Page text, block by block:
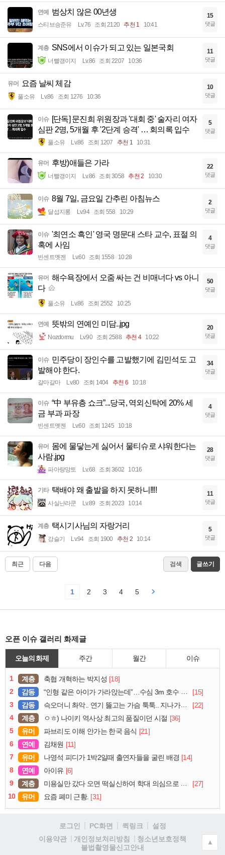
연예 범상치 않은 00년생
스티브승준유 Lv.76 조회 2120 추천 1 10:41
15
댓글
계층 SNS에서 이슈가 되고 있는 일본국회
너빨갱이지 Lv.86 조회 2207 10:36
11
댓글
유머 요즘 날씨 체감
풀소유 Lv.86 조회 1276 10:36
10
댓글
이슈 [단독] 문진희 위원장과 '대회 중' 술자리 여자
심판 2명, 5개월 후 '2단계 승격' … 회의록 입수
풀소유 Lv.86 조회 1207 추천 1 10:31
5
댓글
유머 후방)애들은 가라
너빨갱이지 Lv.86 조회 3058 추천 2 10:30
22
댓글
이슈 8월 7일, 금요일 간추린 아침뉴스
달섭지롱 Lv.94 조회 558 10:29
2
댓글
이슈 '최연소 흑인' 영국 명문대 스타 교수, 표절 의
혹에 사임
빈센트멧젠 Lv.60 조회 1558 10:28
4
댓글
유머 해수욕장에서 오줌 싸는 건 비매너다 vs 아니
다
풀소유 Lv.86 조회 2552 10:25
50
댓글
연예 뜻밖의 연예인 미담..jpg
Nozdormu Lv.90 조회 2588 추천 4 10:22
20
댓글
이슈 민주당이 장인수를 고발했기에 김민석도 고
발해야 한다.
갈마갈마 Lv.80 조회 1404 추천 6 10:18
34
댓글
이슈 “中 부유층 쇼크”...당국, 역외신탁에 20% 세
금 부과 파장
빈센트멧젠 Lv.60 조회 1245 10:18
4
댓글
유머 몸에 물닿는게 싫어서 물티슈로 샤워한다는
사람.jpg
파아랑망토 Lv.68 조회 3602 10:16
28
댓글
기타 택배야 왜 출발을 하지 못하니!!!!
사실난라쿤 Lv.89 조회 2023 10:14
11
댓글
계층 택시기사님의 자랑거리
강슬기 Lv.94 조회 1900 추천 2 10:14
5
댓글
최근 다음 검색 글쓰기
1 2 3 4 5
오픈 이슈 갤러리 화제글
오늘의 화제 주간 월간 이슈
1 계층 축협 개혁하는 박지성 [18]
2
감동 “인형 같은 아이가 가라앉는데”…수심 3m 호수 뛰어든 60대 의인
[15]
3
감동 슥오더니 촤악.. 연기 뚫고는 가슴 툭툭.. 지나가던 아재의 정체
[22]
4
계층 ㅇㅎ) 나이키 역사상 최고의 품질이던 시절 [36]
5
유머 파브리도 이해 안가는 한국 음식 [21]
6
연예 김채원 [11]
7
유머 나영석 피디가 1박2일때 출연자들을 굴린 배경 [14]
8
연예 아이유 [6]
9
계층 미용실만 갔다 오면 떡실신하여 학대 의심으로 cctv 돌려보니
[27]
10
유머 요즘 폐미 근황. [31]
로그인 PC화면 퀵링크
설정
이용약관
개인정보처리방침
청소년보호정책
불법촬영물신고안내
▲